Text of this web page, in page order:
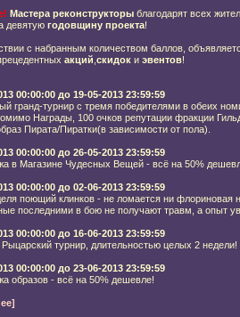
Мастера реконструкторыблагодарят всех
девятую годовщину проекта!
с набранным количеством баллов,
акций скидоки эвентов!
00:00:00 до 19-05-2013 23:59:59
гранд-турнир с тремя победителями в обеих
Награды, 100 очков репутации фракции
Пирата/Пиратки(в зависимости от пола).
00:00:00 до 26-05-2013 23:59:59
в Магазине Чудесных Вещей - всё на 50%
00:00:00 до 02-06-2013 23:59:59
поющий клинков - не ломается ни флориновая
последними в бою не получают травм, а опыт
00:00:00 до 16-06-2013 23:59:59
турнир, длительностью целых 2 недели!
00:00:00 до 23-06-2013 23:59:59
образов - всё на 50% дешевле!